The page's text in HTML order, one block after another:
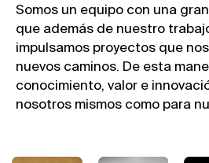
Somos un equipo con una
que además de nuestro
impulsamos proyectos que
nuevos caminos. De esta
conocimiento, valor e
nosotros mismos como para